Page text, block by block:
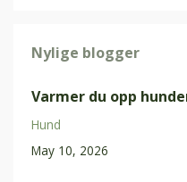
Nylige blogger
Varmer du opp
Hund
May 10, 2026